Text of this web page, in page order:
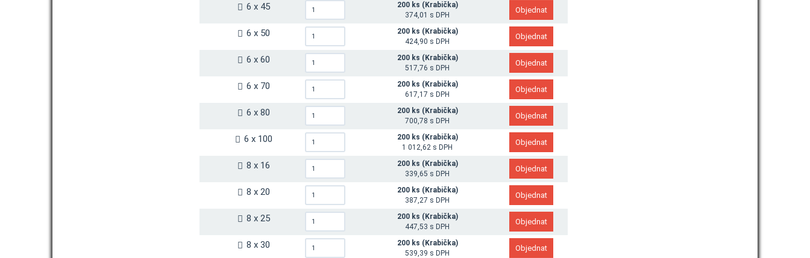
6 x 45
200 ks (Krabička)
374,01 s DPH
6 x 50
200 ks (Krabička)
424,90 s DPH
6 x 60
200 ks (Krabička)
517,76 s DPH
6 x 70
200 ks (Krabička)
617,17 s DPH
6 x 80
200 ks (Krabička)
700,78 s DPH
6 x 100
200 ks (Krabička)
1 012,62 s DPH
8 x 16
200 ks (Krabička)
339,65 s DPH
8 x 20
200 ks (Krabička)
387,27 s DPH
8 x 25
200 ks (Krabička)
447,53 s DPH
8 x 30
200 ks (Krabička)
539,39 s DPH